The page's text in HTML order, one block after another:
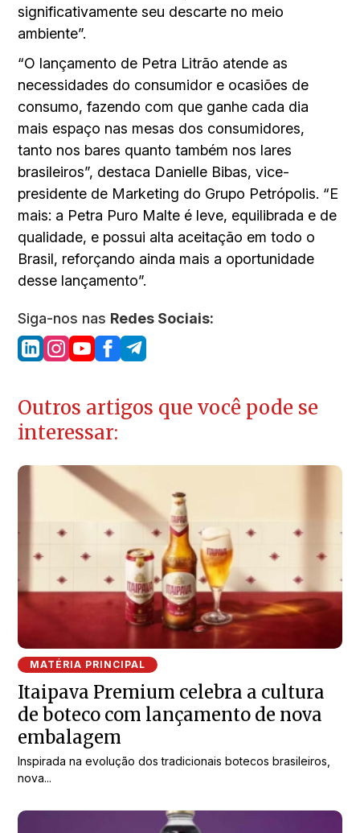
significativamente seu descarte no meio
ambiente”.
“O lançamento de Petra Litrão atende as
necessidades do consumidor e ocasiões de
consumo, fazendo com que ganhe cada dia
mais espaço nas mesas dos consumidores,
tanto nos bares quanto também nos lares
brasileiros”, destaca Danielle Bibas, vice-
presidente de Marketing do Grupo Petrópolis. “E
mais: a Petra Puro Malte é leve, equilibrada e de
qualidade, e possui alta aceitação em todo o
Brasil, reforçando ainda mais a oportunidade
desse lançamento”.
Siga-nos nas Redes Sociais:
Outros artigos que você pode se
interessar:
MATÉRIA PRINCIPAL
Itaipava Premium celebra a cultura
de boteco com lançamento de nova
embalagem
Inspirada na evolução dos tradicionais botecos brasileiros,
nova...